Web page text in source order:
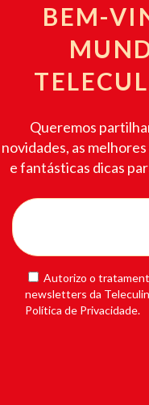
BEM-
Queremos
novidades, as
e fantásticas dicas
Autorizo o
newsletters da
Política de Privacidade.